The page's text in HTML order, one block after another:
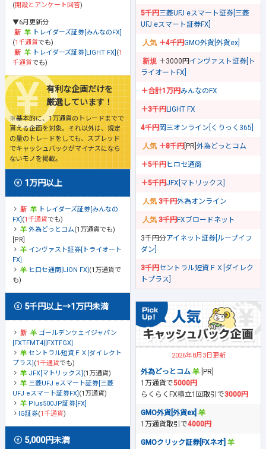
(開設とアンケート回答)
▼6月更新分
トレイダーズ証券[みんなのFX]
(1千通貨でも)
トレイダーズ証券[LIGHT FX] (1
千通貨でも)
有利な企画だけを
厳選しています！
※基本的に、1万通貨のトレードまでで
貰える企画を対象。それ以外は、規定
の量のトレードをしても、スプレッド
でキャッシュバックがマイナスになら
ないモノを掲載。
1万円以上
トレイダーズ証券[みんなの
FX] (1千通貨でも)
外為どっとコム(1万通貨でも)
[PR]
インヴァスト証券[トライオート
FX]
ヒロセ通商[LION FX] (1万通貨で
も)
5千円以上→1万円未満
ゴールデンウェイジャパン
[FXTFMT4][FXTFGX]
セントラル短資ＦＸ[ダイレクト
プラス] (1千通貨でも)
JFX[マトリックス] (1万通貨)
三菱UFJ eスマート証券[三菱
UFJ eスマート証券FX] (1万通貨)
Plus500JP証券[FX]
IG証券(1千通貨)
5,000円未満
5千円三菱UFJ eスマート証券[三菱
UFJ eスマート証券FX]
＋4千円GMO外貨[外貨ex]
＋3000円 インヴァスト証券[ト
ライオートFX]
＋合計1万円みんなのFX
＋3千円LIGHT FX
4千円岡三オンライン[くりっく365]
＋8千円 [PR] 外為どっとコム
＋5千円ヒロセ通商
＋5千円JFX[マトリックス]
3千円外為オンライン
3千円FXブロードネット
3千円分アイネット証券[ループイフ
ダン]
3千円セントラル短資ＦＸ[ダイレク
トプラス]
2026年8月3日更新
外為どっとコム
[PR]
1万通貨で5000円
らくらくFX積立1回取引で3000円
GMO外貨[外貨ex]
1万通貨取引で4000円
GMOクリック証券[FXネオ]